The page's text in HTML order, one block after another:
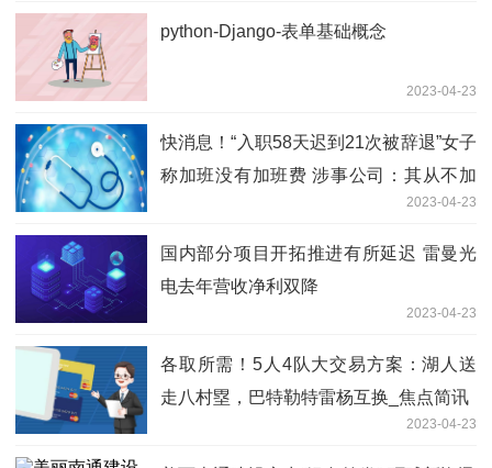
python-Django-表单基础概念
2023-04-23
快消息！“入职58天迟到21次被辞退”女子
称加班没有加班费 涉事公司：其从不加
2023-04-23
国内部分项目开拓推进有所延迟 雷曼光
电去年营收净利双降
2023-04-23
各取所需！5人4队大交易方案：湖人送
走八村塁，巴特勒特雷杨互换_焦点简讯
2023-04-23